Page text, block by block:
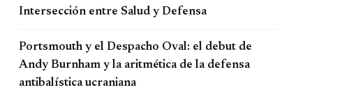
Intersección entre Salud y Defensa
Portsmouth y el Despacho Oval: el debut de
Andy Burnham y la aritmética de la defensa
antibalística ucraniana